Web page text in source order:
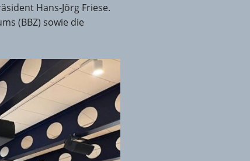
Hans-Jörg Friese.
(BBZ) sowie die